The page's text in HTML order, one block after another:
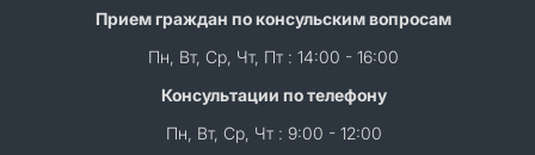
Прием граждан по консульским вопросам
Пн, Вт, Ср, Чт, Пт : 14:00 - 16:00
Консультации по телефону
Пн, Вт, Ср, Чт : 9:00 - 12:00